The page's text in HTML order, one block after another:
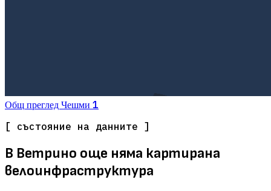
Общ преглед Чешми 1
[ състояние на данните ]
В Ветрино още няма картирана
велоинфраструктура